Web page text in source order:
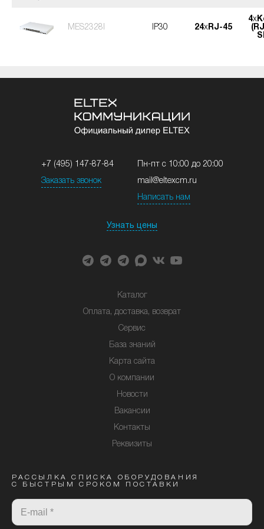
MES2328I IP30 24xRJ-45
4x
+7 (495) 147-87-84
Заказать звонок
Пн-пт с 10:00 до 20:00
mail@eltexcm.ru
Написать нам
Узнать цены
Каталог
Оплата, доставка, возврат
Сервис
База знаний
Карта сайта
О компании
Новости
Вакансии
Контакты
Реквизиты
РАССЫЛКА СПИСКА ОБОРУДОВАНИЯ
С БЫСТРЫМ СРОКОМ ПОСТАВКИ